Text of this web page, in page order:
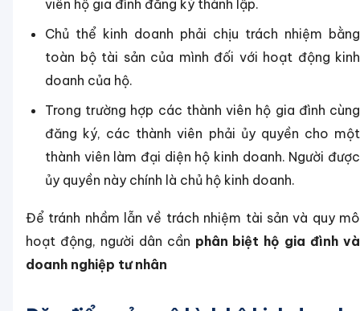
viên hộ gia đình đăng ký thành lập.
Chủ thể kinh doanh phải chịu trách nhiệm bằng
toàn bộ tài sản của mình đối với hoạt động kinh
doanh của hộ.
Trong trường hợp các thành viên hộ gia đình cùng
đăng ký, các thành viên phải ủy quyền cho một
thành viên làm đại diện hộ kinh doanh. Người được
ủy quyền này chính là chủ hộ kinh doanh.
Để tránh nhầm lẫn về trách nhiệm tài sản và quy mô
hoạt động, người dân cần phân biệt hộ gia đình và
doanh nghiệp tư nhân